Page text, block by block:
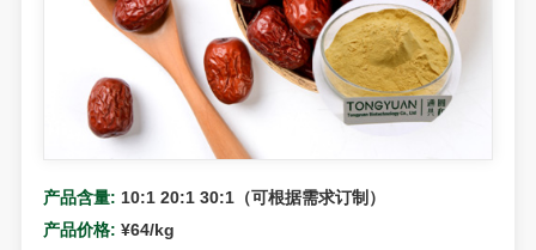
产品含量: 10:1 20:1 30:1（可根据需求订制）
产品价格: ¥64/kg